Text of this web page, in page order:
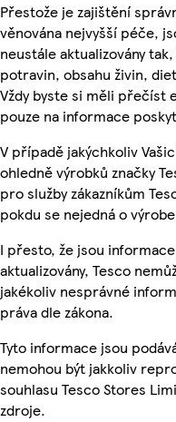
Přestože je zajištění
věnována nejvyšší péče,
neustále aktualizovány
potravin, obsahu živin,
Vždy byste si měli přečíst
pouze na informace
V případě jakýchkoliv
ohledně výrobků značky
pro služby zákazníkům
pokdu se nejedná o
I přesto, že jsou
aktualizovány, Tesco
jakékoliv nesprávné
práva dle zákona.
Tyto informace jsou
nemohou být jakkoliv
souhlasu Tesco Stores
zdroje.